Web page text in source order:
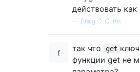
действовать как
— Craig O. Curtis
так что get
функции get не